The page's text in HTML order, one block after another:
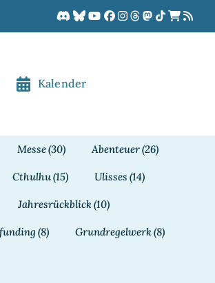
Kalender
Messe(30) Abenteuer(26)
Cthulhu(15) Ulisses (14)
Jahresrückblick(10)
(8) Grundregelwerk(8)